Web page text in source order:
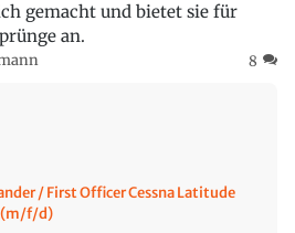
gemacht und bietet sie für
an.
8
/ First Officer Cessna Latitude
(m/f/d)